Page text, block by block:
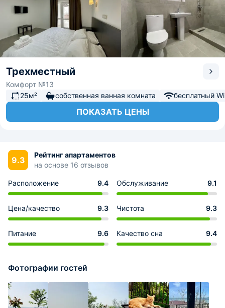
Трехместный
Комфорт №13
25м²
собственная ванная комната бесплатный
ПОКАЗАТЬ ЦЕНЫ
9.3
Рейтинг апартаментов
на основе 16 отзывов
Расположение 9.4 Обслуживание 9.1
Цена/качество 9.3 Чистота 9.3
Питание 9.6 Качество сна 9.4
Фотографии гостей